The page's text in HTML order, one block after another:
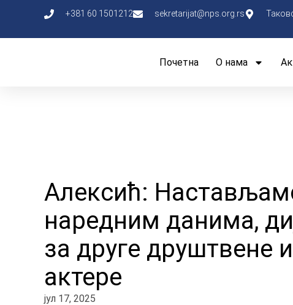
+381 60 1501212 sekretarijat@nps.org.rs
Почетна О нама
Алексић:
наредним данима,
за друге друштвене
актере
јул 17, 2025